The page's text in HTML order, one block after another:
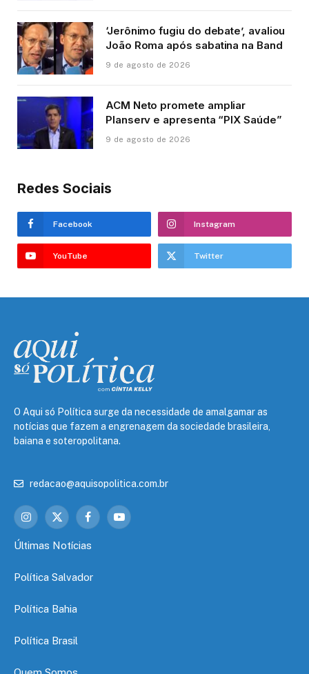
‘Jerônimo fugiu do debate’, avaliou
João Roma após sabatina na Band
9 de agosto de 2026
ACM Neto promete ampliar
Planserv e apresenta “PIX Saúde”
9 de agosto de 2026
Redes Sociais
Facebook Instagram
YouTube Twitter
O Aqui só Política surge da necessidade de amalgamar as
notícias que fazem a engrenagem da sociedade brasileira,
baiana e soteropolitana.
redacao@aquisopolitica.com.br
Instagram
X
FacebookYouTube
Últimas Notícias
Política Salvador
Política Bahia
Política Brasil